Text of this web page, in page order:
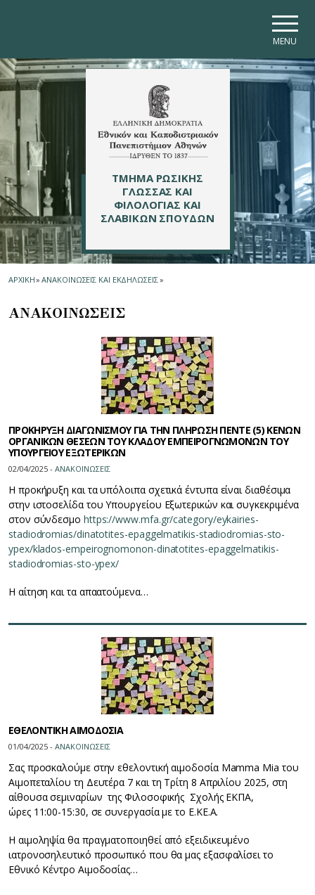
MENU
ΤΜΗΜΑ ΡΩΣΙΚΗΣ
ΓΛΩΣΣΑΣ ΚΑΙ
ΦΙΛΟΛΟΓΙΑΣ ΚΑΙ
ΣΛΑΒΙΚΩΝ ΣΠΟΥΔΩΝ
ΑΡΧΙΚΗ» ΑΝΑΚΟΙΝΩΣΕΙΣ ΚΑΙ ΕΚΔΗΛΩΣΕΙΣ»
ΑΝΑΚΟΙΝΩΣΕΙΣ
ΠΡΟΚΗΡΥΞΗ ΔΙΑΓΩΝΙΣΜΟΥ ΓΙΑ ΤΗΝ ΠΛΗΡΩΣΗ ΠΕΝΤΕ (5) ΚΕΝΩΝ
ΟΡΓΑΝΙΚΩΝ ΘΕΣΕΩΝ ΤΟΥ ΚΛΑΔΟΥ ΕΜΠΕΙΡΟΓΝΩΜΟΝΩΝ ΤΟΥ
ΥΠΟΥΡΓΕΙΟΥ ΕΞΩΤΕΡΙΚΩΝ
02/04/2025 - ΑΝΑΚΟΙΝΩΣΕΙΣ
Η προκήρυξη και τα υπόλοιπα σχετικά έντυπα είναι διαθέσιμα
στην ιστοσελίδα του Υπουργείου Εξωτερικών και συγκεκριμένα
στον σύνδεσμο https://www.mfa.gr/category/eykairies-
stadiodromias/dinatotites-epaggelmatikis-stadiodromias-sto-
ypex/klados-empeirognomonon-dinatotites-epaggelmatikis-
stadiodromias-sto-ypex/
Η αίτηση και τα απαατούμενα…
ΕΘΕΛΟΝΤΙΚΗ ΑΙΜΟΔΟΣΙΑ
01/04/2025 - ΑΝΑΚΟΙΝΩΣΕΙΣ
Σας προσκαλούμε στην εθελοντική αιμοδοσία Mamma Mia του
Αιμοπεταλίου τη Δευτέρα 7 και τη Τρίτη 8 Απριλίου 2025, στη
αίθουσα σεμιναρίων της Φιλοσοφικής Σχολής ΕΚΠΑ,
ώρες 11:00-15:30, σε συνεργασία με το Ε.ΚΕ.Α.
Η αιμοληψία θα πραγματοποιηθεί από εξειδικευμένο
ιατρονοσηλευτικό προσωπικό που θα μας εξασφαλίσει το
Εθνικό Κέντρο Αιμοδοσίας…